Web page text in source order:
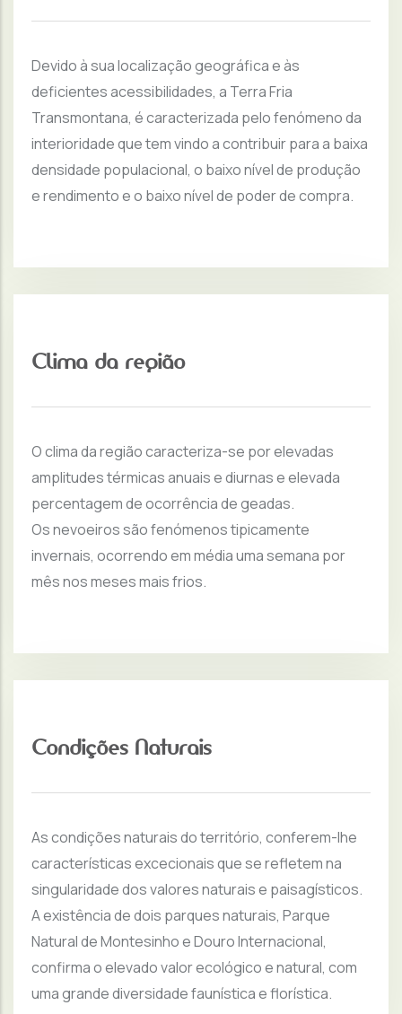
Devido à sua localização geográfica e às
deficientes acessibilidades, a Terra Fria
Transmontana, é caracterizada pelo fenómeno da
interioridade que tem vindo a contribuir para a baixa
densidade populacional, o baixo nível de produção
e rendimento e o baixo nível de poder de compra.
Clima da região
O clima da região caracteriza-se por elevadas
amplitudes térmicas anuais e diurnas e elevada
percentagem de ocorrência de geadas.
Os nevoeiros são fenómenos tipicamente
invernais, ocorrendo em média uma semana por
mês nos meses mais frios.
Condições Naturais
As condições naturais do território, conferem-lhe
características excecionais que se refletem na
singularidade dos valores naturais e paisagísticos.
A existência de dois parques naturais, Parque
Natural de Montesinho e Douro Internacional,
confirma o elevado valor ecológico e natural, com
uma grande diversidade faunística e florística.